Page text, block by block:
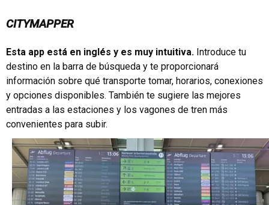
CITYMAPPER
Esta app está en inglés y es muy intuitiva. Introduce tu
destino en la barra de búsqueda y te proporcionará
información sobre qué transporte tomar, horarios, conexiones
y opciones disponibles. También te sugiere las mejores
entradas a las estaciones y los vagones de tren más
convenientes para subir.